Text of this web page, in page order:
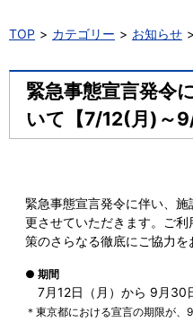
TOP カテゴリー お知らせ
緊急事態宣言発令
いて【7/12(月)～
緊急事態宣言発令に伴い、
更させていただきます。ご
策のさらなる徹底にご協力を
● 期間
7月12日（月）から 9月30
＊東京都における宣言の期限が